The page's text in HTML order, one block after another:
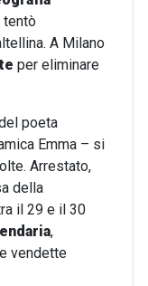
tentò
A Milano
per eliminare
poeta
Emma – si
Arrestato,
della
il 29 e il 30
,
vendette